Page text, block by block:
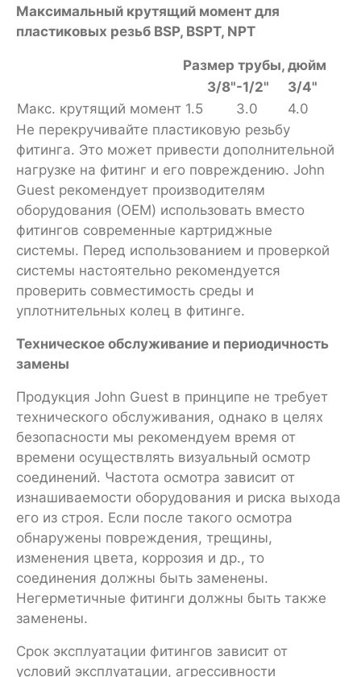
Максимальный крутящий момент для
пластиковых резьб BSP, BSPT, NPT
Размер трубы, дюйм
3/8"-1/2"
3/4"
Макс. крутящий момент 1.5 3.0
4.0
Не перекручивайте пластиковую резьбу
фитинга. Это может привести дополнительной
нагрузке на фитинг и его повреждению. John
Guest рекомендует производителям
оборудования (OEM) использовать вместо
фитингов современные картриджные
системы. Перед использованием и проверкой
системы настоятельно рекомендуется
проверить совместимость среды и
уплотнительных колец в фитинге.
Техническое обслуживание и периодичность
замены
Продукция John Guest в принципе не требует
технического обслуживания, однако в целях
безопасности мы рекомендуем время от
времени осуществлять визуальный осмотр
соединений. Частота осмотра зависит от
изнашиваемости оборудования и риска выхода
его из строя. Если после такого осмотра
обнаружены повреждения, трещины,
изменения цвета, коррозия и др., то
соединения должны быть заменены.
Негерметичные фитинги должны быть также
заменены.
Срок эксплуатации фитингов зависит от
условий эксплуатации, агрессивности